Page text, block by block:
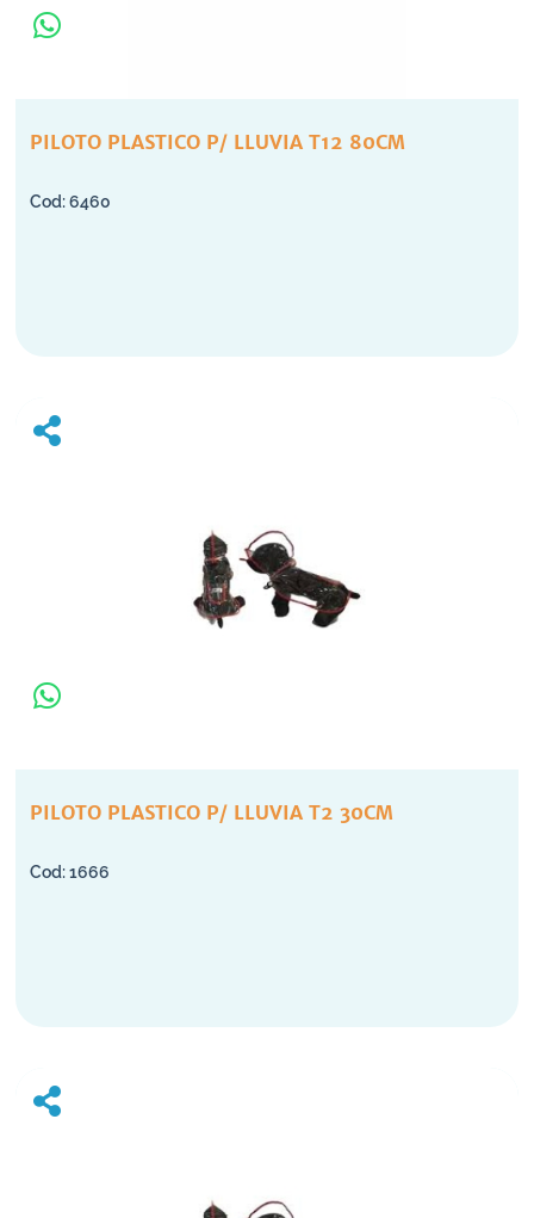
PILOTO PLASTICO P/ LLUVIA T12 80CM
6460
PILOTO PLASTICO P/ LLUVIA T2 30CM
1666